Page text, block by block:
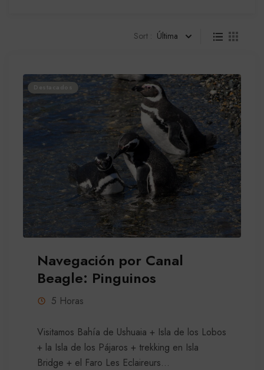
Sort : Última
Navegación por Canal
Beagle: Pinguinos
5 Horas
Visitamos Bahía de Ushuaia + Isla de los Lobos
+ la Isla de los Pájaros + trekking en Isla
Bridge + el Faro Les Eclaireurs...